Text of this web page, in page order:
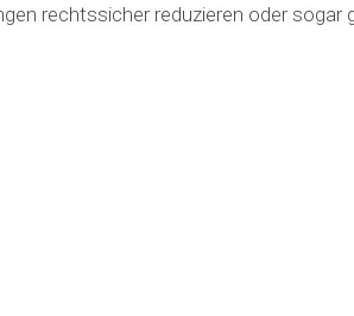
rechtssicher reduzieren oder sogar